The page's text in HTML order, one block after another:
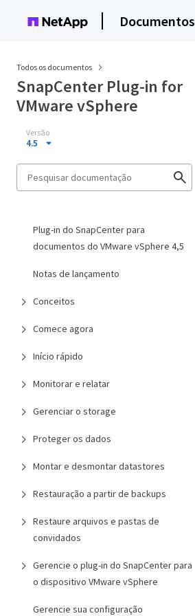
Documentos
Todos os documentos
SnapCenter Plug-in for
VMware vSphere
Versão
4.5
Plug-in do SnapCenter para
documentos do VMware vSphere 4,5
Notas de lançamento
Conceitos
Comece agora
Início rápido
Monitorar e relatar
Gerenciar o storage
Proteger os dados
Montar e desmontar datastores
Restauração a partir de backups
Restaure arquivos e pastas de
convidados
Gerencie o plug-in do SnapCenter para
o dispositivo VMware vSphere
Gerencie sua configuração